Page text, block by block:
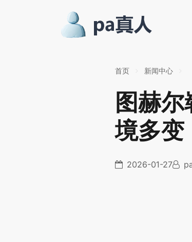
首页 新闻中心
图赫
境多变
2026-01-27